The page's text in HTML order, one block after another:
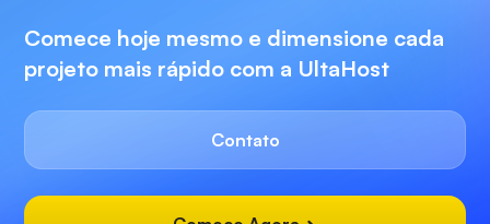
Comece hoje mesmo e dimensione cada
projeto mais rápido com a UltaHost
Contato